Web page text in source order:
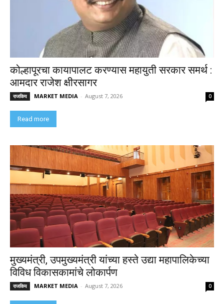
कोल्हापूरचा कायापालट करण्यास महायुती सरकार समर्थ :
आमदार राजेश क्षीरसागर
राजकिय MARKET MEDIA - August 7, 2026 0
Read more
मुख्यमंत्री, उपमुख्यमंत्री यांच्या हस्ते उद्या महापालिकेच्या
विविध विकासकामांचे लोकार्पण
राजकिय MARKET MEDIA - August 7, 2026 0